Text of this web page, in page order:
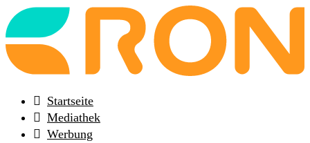
Back
to
frontpage
Startseite
Mediathek
Werbung